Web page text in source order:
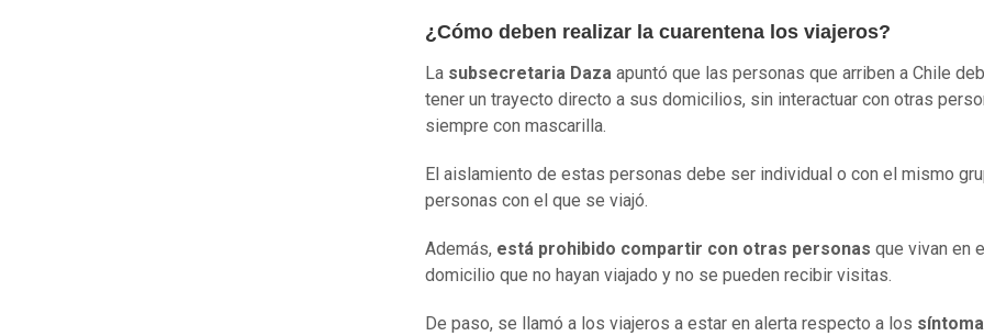
¿Cómo deben realizar la cuarentena los viajeros?
La subsecretaria Daza apuntó que las personas que arriben a Chile
tener un trayecto directo a sus domicilios, sin interactuar con otras
siempre con mascarilla.
El aislamiento de estas personas debe ser individual o con el mismo
personas con el que se viajó.
Además, está prohibido compartir con otras personas que vivan en
domicilio que no hayan viajado y no se pueden recibir visitas.
De paso, se llamó a los viajeros a estar en alerta respecto a los